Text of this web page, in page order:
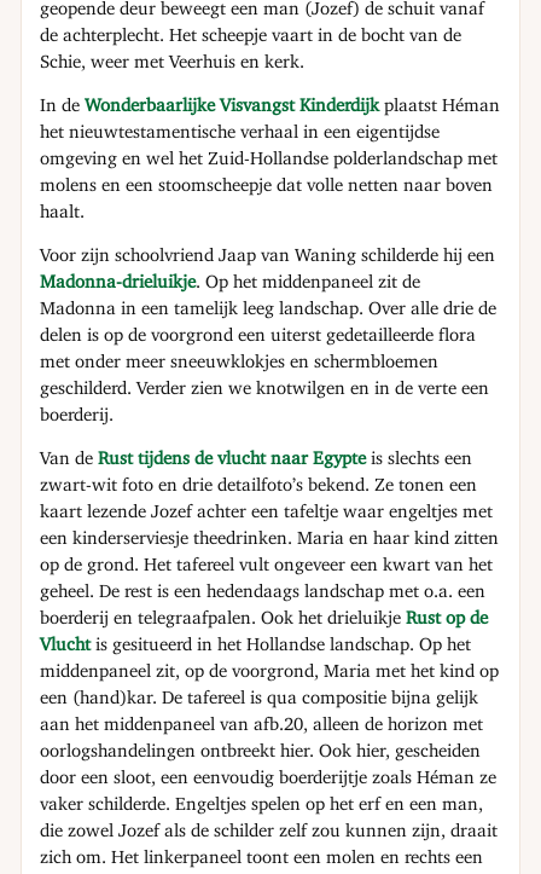
geopende deur beweegt een man (Jozef) de schuit vanaf
de achterplecht. Het scheepje vaart in de bocht van de
Schie, weer met Veerhuis en kerk.
In de Wonderbaarlijke Visvangst Kinderdijk plaatst Héman
het nieuwtestamentische verhaal in een eigentijdse
omgeving en wel het Zuid-Hollandse polderlandschap met
molens en een stoomscheepje dat volle netten naar boven
haalt.
Voor zijn schoolvriend Jaap van Waning schilderde hij een
Madonna-drieluikje. Op het middenpaneel zit de
Madonna in een tamelijk leeg landschap. Over alle drie de
delen is op de voorgrond een uiterst gedetailleerde flora
met onder meer sneeuwklokjes en schermbloemen
geschilderd. Verder zien we knotwilgen en in de verte een
boerderij.
Van deRust tijdens de vlucht naar Egypteis slechts een
zwart-wit foto en drie detailfoto’s bekend. Ze tonen een
kaart lezende Jozef achter een tafeltje waar engeltjes met
een kinderserviesje theedrinken. Maria en haar kind zitten
op de grond. Het tafereel vult ongeveer een kwart van het
geheel. De rest is een hedendaags landschap met o.a. een
boerderij en telegraafpalen. Ook het drieluikje Rust op de
Vluchtis gesitueerd in het Hollandse landschap. Op het
middenpaneel zit, op de voorgrond, Maria met het kind op
een (hand)kar. De tafereel is qua compositie bijna gelijk
aan het middenpaneel van afb.20, alleen de horizon met
oorlogshandelingen ontbreekt hier. Ook hier, gescheiden
door een sloot, een eenvoudig boerderijtje zoals Héman ze
vaker schilderde. Engeltjes spelen op het erf en een man,
die zowel Jozef als de schilder zelf zou kunnen zijn, draait
zich om. Het linkerpaneel toont een molen en rechts een